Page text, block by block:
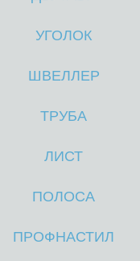
УГОЛОК
ШВЕЛЛЕР
ТРУБА
ЛИСТ
ПОЛОСА
ПРОФНАСТИЛ
М
М